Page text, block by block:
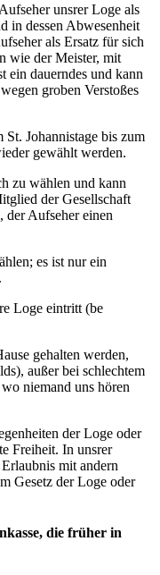
unsrer Loge als
in dessen Abwesenheit
als Ersatz für sich
wie der Meister, mit
ein dauerndes und kann
groben Verstoßes
Johannistage bis zum
gewählt werden.
zu wählen und kann
der Gesellschaft
der Aufseher einen
es ist nur ein
Loge eintritt (be
gehalten werden,
außer bei schlechtem
niemand uns hören
der Loge oder
Freiheit. In unsrer
mit andern
Gesetz der Loge oder
die früher in